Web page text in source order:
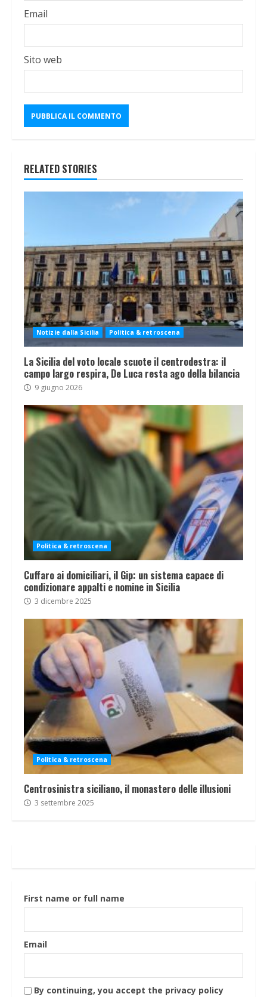
Email
Sito web
RELATED STORIES
Notizie dalla Sicilia Politica & retroscena
La Sicilia del voto locale scuote il centrodestra: il
campo largo respira, De Luca resta ago della bilancia
9 giugno 2026
Politica & retroscena
Cuffaro ai domiciliari, il Gip: un sistema capace di
condizionare appalti e nomine in Sicilia
3 dicembre 2025
Politica & retroscena
Centrosinistra siciliano, il monastero delle illusioni
3 settembre 2025
First name or full name
Email
By continuing, you accept the privacy policy